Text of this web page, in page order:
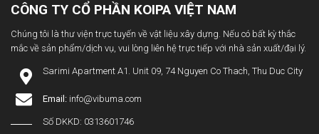
CÔNG TY CỔ PHẦN KOIPA VIỆT NAM
Chúng tôi là thư viện trực tuyến về vật liệu xây dựng. Nếu có bất kỳ thắc
mắc về sản phẩm/dịch vụ, vui lòng liên hệ trực tiếp với nhà sản xuất/đại lý.
Sarimi Apartment A1. Unit 09, 74 Nguyen Co Thach, Thu Duc City
Email: info@vibuma.com
Số DKKD: 0313601746